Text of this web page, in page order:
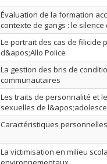
Évaluation de la formation
contexte de gangs : le silence
Le portrait des cas de filicide
d&apos;Allo Police
La gestion des bris de
communautaires
Les traits de personnalité et
sexuelles de
Caractéristiques
La victimisation en milieu